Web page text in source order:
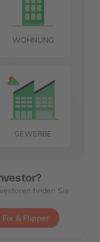
WOHNUNG
GEWERBE
finden Sie
Fix & Flipper